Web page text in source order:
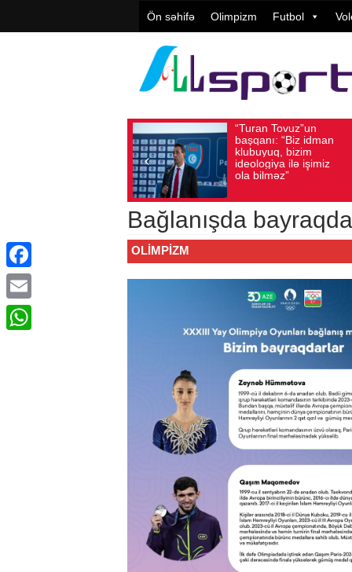
Ön səhifə Olimpizm Futbol
başqanı: “Biz idman
klubuyuq, bizim
ideologiya ilə işimiz
ola bilməz”
Vüqar
Avqust 05, 2026
Bağlanışda
OLIMPIZM
Facebook
Email